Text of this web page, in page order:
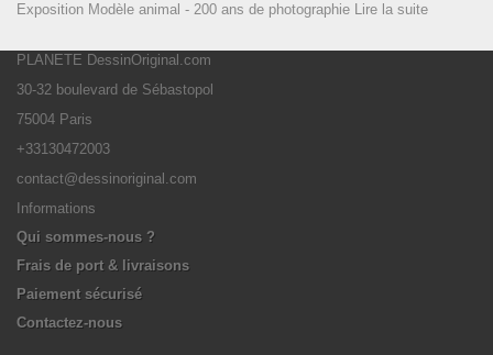
Exposition Modèle animal - 200 ans de photographie Lire la suite
PLANETE DessinOriginal.com
30-32 boulevard de Sébastopol
75004 Paris
+33130472003
contact@dessinoriginal.com
Informations
Qui sommes-nous ?
Frais de port & livraisons
Paiement sécurisé
Contactez-nous